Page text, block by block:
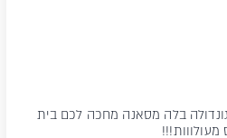
בלה מסאנה מחכה לכם בית